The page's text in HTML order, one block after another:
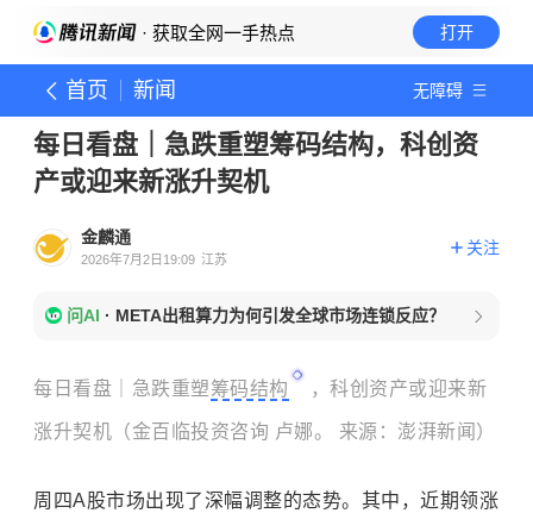
· 获取全网一手热点 打开
首页 新闻 无障碍
每日看盘｜急跌重塑筹码结构，科创资
产或迎来新涨升契机
金麟通
2026年7月2日19:09 江苏
关注
问AI · META出租算力为何引发全球市场连锁反应？
每日看盘｜ 急跌重塑筹码结构 ，科创资产或迎来新
涨升契机 （金百临投资咨询 卢娜。 来源：澎湃新闻）
周四A股市场出现了深幅调整的态势。其中，近期领涨